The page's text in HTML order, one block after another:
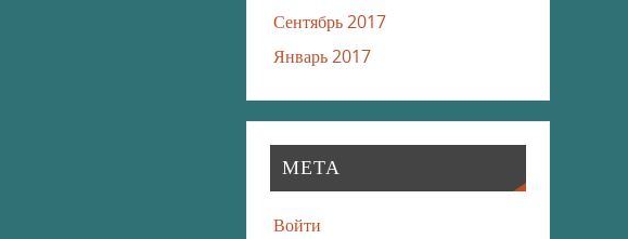
Сентябрь 2017
Январь 2017
МЕТА
Войти